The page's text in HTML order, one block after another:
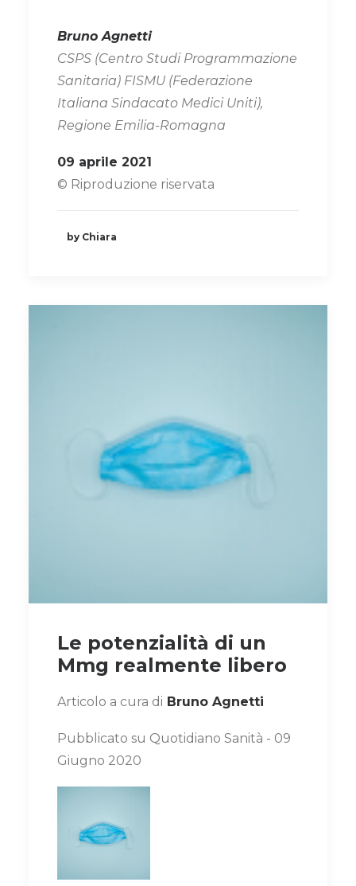
Bruno Agnetti
CSPS (Centro Studi Programmazione
Sanitaria) FISMU (Federazione
Italiana Sindacato Medici Uniti),
Regione Emilia-Romagna
09 aprile 2021
© Riproduzione riservata
by Chiara
Le potenzialità di un
Mmg realmente libero
Articolo a cura di Bruno Agnetti
Pubblicato su Quotidiano Sanità - 09
Giugno 2020